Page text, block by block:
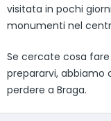
visitata in pochi
monumenti nel
Se cercate cosa
prepararvi, abbiamo
perdere a Braga.